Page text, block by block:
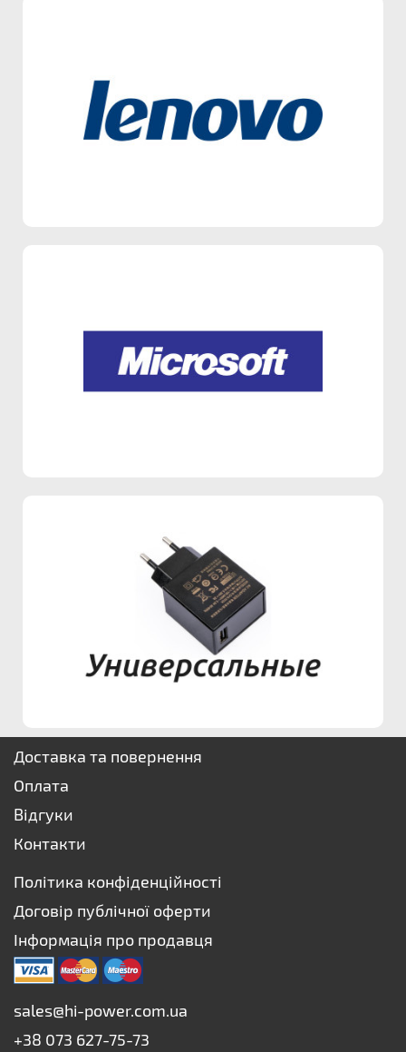
Доставка та повернення
Оплата
Відгуки
Контакти
Політика конфіденційності
Договір публічної оферти
Інформація про продавця
sales@hi-power.com.ua
+38 073 627-75-73